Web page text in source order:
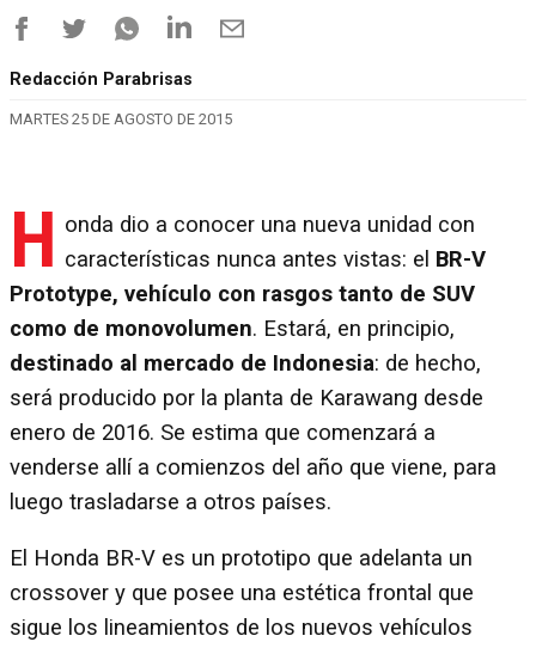
Redacción Parabrisas
MARTES 25 DE AGOSTO DE 2015
H onda dio a conocer una nueva unidad con
características nunca antes vistas: el BR-V
Prototype, vehículo con rasgos tanto de SUV
como de monovolumen. Estará, en principio,
destinado al mercado de Indonesia: de hecho,
será producido por la planta de Karawang desde
enero de 2016. Se estima que comenzará a
venderse allí a comienzos del año que viene, para
luego trasladarse a otros países.
El Honda BR-V es un prototipo que adelanta un
crossover y que posee una estética frontal que
sigue los lineamientos de los nuevos vehículos